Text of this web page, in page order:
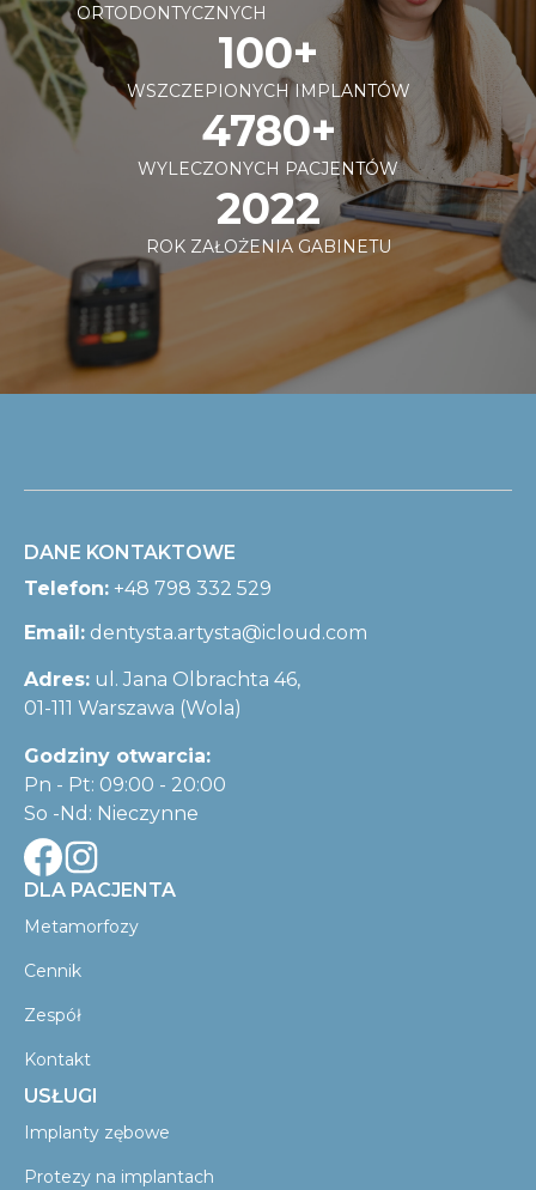
ORTODONTYCZNYCH
100+
WSZCZEPIONYCH IMPLANTÓW
4780+
WYLECZONYCH PACJENTÓW
2022
ROK ZAŁOŻENIA GABINETU
DANE KONTAKTOWE
Telefon: +48 798 332 529
Email: dentysta.artysta@icloud.com
Adres: ul. Jana Olbrachta 46,
01-111 Warszawa (Wola)
Godziny otwarcia:
Pn - Pt: 09:00 - 20:00
So -Nd: Nieczynne
DLA PACJENTA
Metamorfozy
Cennik
Zespół
Kontakt
USŁUGI
Implanty zębowe
Protezy na implantach